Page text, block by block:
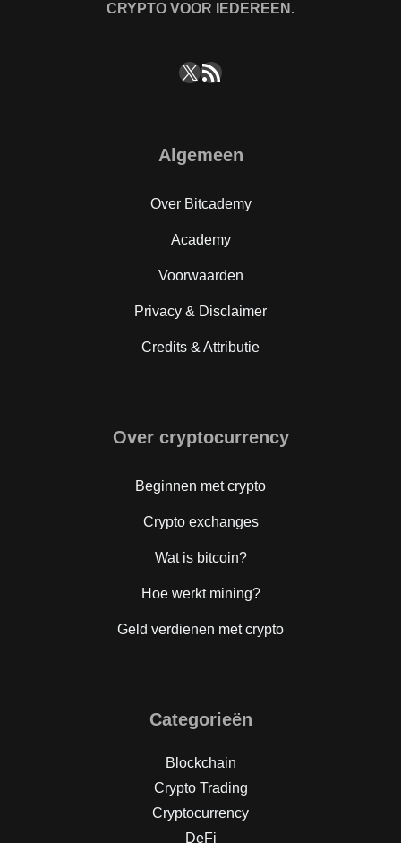
CRYPTO VOOR IEDEREEN.
X RSS feed
Algemeen
Over Bitcademy
Academy
Voorwaarden
Privacy & Disclaimer
Credits & Attributie
Over cryptocurrency
Beginnen met crypto
Crypto exchanges
Wat is bitcoin?
Hoe werkt mining?
Geld verdienen met crypto
Categorieën
Blockchain
Crypto Trading
Cryptocurrency
DeFi